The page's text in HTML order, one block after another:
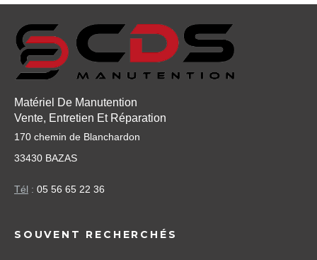
Matériel De Manutention
Vente, Entretien Et Réparation
170 chemin de Blanchardon
33430 BAZAS
Tél : 05 56 65 22 36
SOUVENT RECHERCHÉS